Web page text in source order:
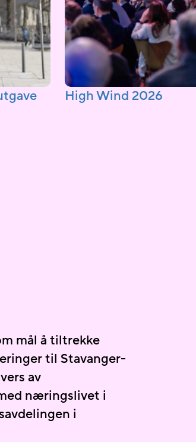
High Wind 2026
mål å tiltrekke
til Stavanger-
av
næringslivet i
i